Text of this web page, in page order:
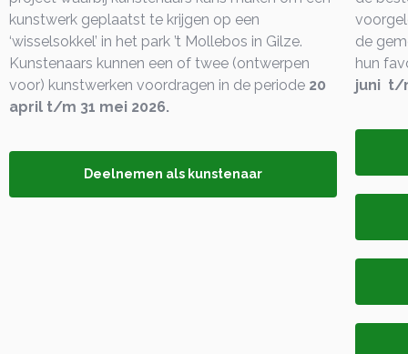
kunstwerk geplaatst te krijgen op een
‘wisselsokkel’ in het park ’t Mollebos in Gilze.
Kunstenaars kunnen een of twee (ontwerpen
voor) kunstwerken voordragen in de periode 20
april t/m 31 mei 2026.
Deelnemen als kunstenaar
de
hun
juni t/